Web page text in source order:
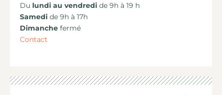
Du lundi au vendredi de 9h à 19 h
Samedi de 9h à 17h
Dimanche fermé
Contact